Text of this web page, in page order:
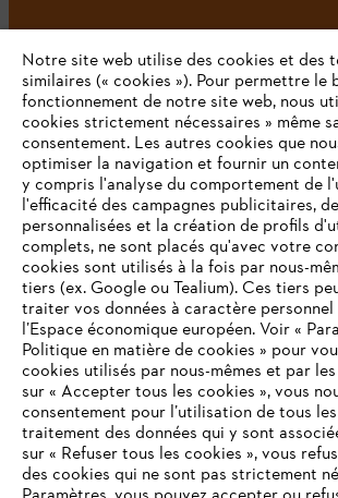
L'Entreprise
STIHL FAQ
Contact
VOTRE NAVIGATEUR
N'EST PLUS PRIS EN
Notre site web utilise des cookies et des
similaires (« cookies »). Pour permettre le
fonctionnement de notre site web, nous
cookies strictement nécessaires » même
consentement. Les autres cookies que
optimiser la navigation et fournir un
y compris l'analyse du comportement de
l'efficacité des campagnes publicitaires,
personnalisées et la création de profils
complets, ne sont placés qu'avec votre
cookies sont utilisés à la fois par nous-
tiers (ex. Google ou Tealium). Ces tiers
traiter vos données à caractère personnel
l’Espace économique européen. Voir «
Politique en matière de cookies » pour
cookies utilisés par nous-mêmes et par
sur « Accepter tous les cookies », vous
consentement pour l’utilisation de tous
traitement des données qui y sont
sur « Refuser tous les cookies », vous
des cookies qui ne sont pas strictement